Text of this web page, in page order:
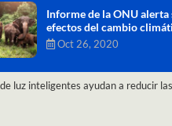
Comisión de Alto Nivel de
Climático aprueba nueva
climática del Perú
Dic 16, 2020
luz inteligentes ayudan a reducir